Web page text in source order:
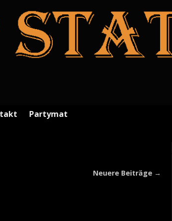
Partymat
Neuere Beiträge →